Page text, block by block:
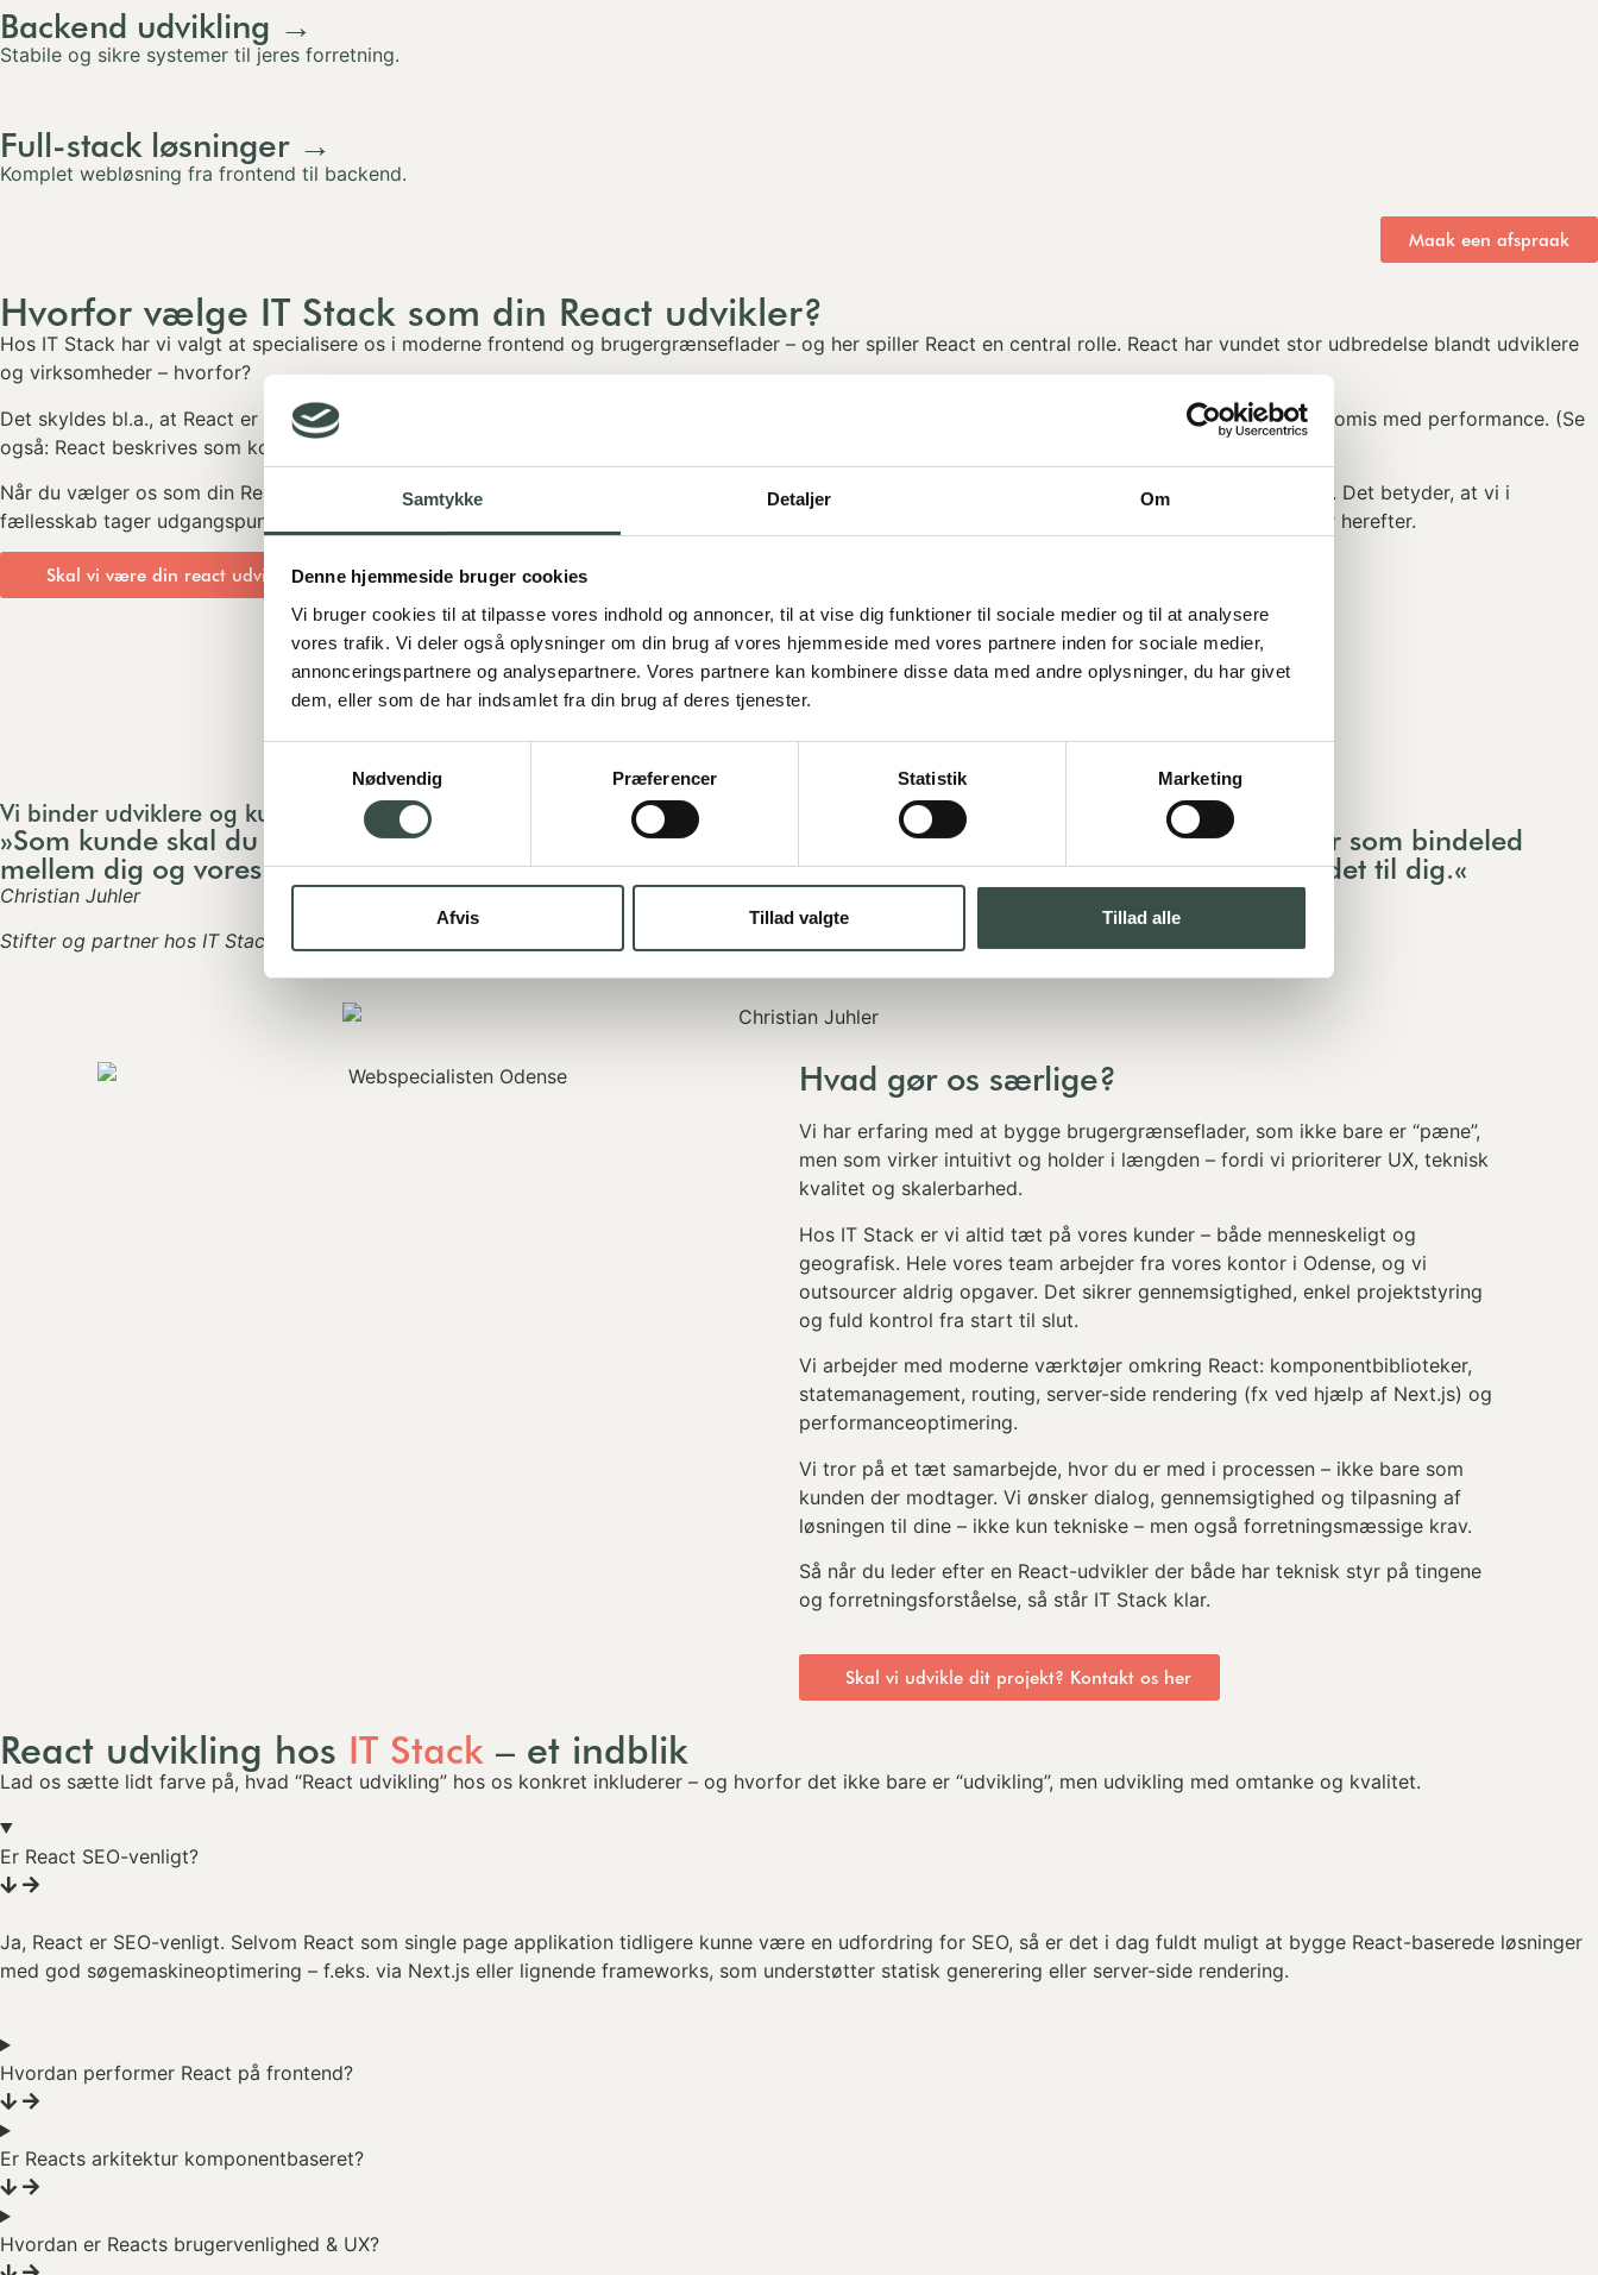
Samtykke Detaljer Om
Denne hjemmeside bruger cookies
Vi bruger cookies til at tilpasse vores indhold og annoncer, til at vise dig funktioner til sociale medier og til at analysere
vores trafik. Vi deler også oplysninger om din brug af vores hjemmeside med vores partnere inden for sociale medier,
annonceringspartnere og analysepartnere. Vores partnere kan kombinere disse data med andre oplysninger, du har givet
dem, eller som de har indsamlet fra din brug af deres tjenester.
Nødvendig
Præferencer Statistik Marketing
Afvis Tillad valgte Tillad alle
Backend udvikling →
Stabile og sikre systemer til jeres forretning.
Full-stack løsninger →
Komplet webløsning fra frontend til backend.
Maak een afspraak
Hvorfor vælge IT Stack som din React udvikler?
Hos IT Stack har vi valgt at specialisere os i moderne frontend og brugergrænseflader – og her spiller React en central rolle. React har vundet stor udbredelse blandt udviklere
og virksomheder – hvorfor?
Det skyldes bl.a., at React er komponentbaseret, effektivt og giver dig mulighed for at bygge avancerede brugergrænseflader uden at gå på kompromis med performance. (Se
også: React beskrives som komponentbaseret framework og velegnet til både simple og komplekse brugergrænseflader).
Når du vælger os som din React-udvikler, får du ikke blot en teknisk leverandør – du får en partner, som sætter både dig og dine brugere i centrum. Det betyder, at vi i
fællesskab tager udgangspunkt i din forretning, dine brugere og jeres ambitionsniveau – og så vælger vi React-arkitekturen og de bedste værktøjer herefter.
Skal vi være din react udvikler? Kontakt os her
Vi binder udviklere og kunder sammen
»Som kunde skal du ikke vide noget om hverken framework, kodesprog eller komponenter. Jeg fungerer som bindeled
mellem dig og vores udviklere, så du blot skal fokusere på det, du ønsker – så fokuserer vi på at bygge det til dig.«
Christian Juhler
Stifter og partner hos IT Stack
Hvad gør os særlige?
Vi har erfaring med at bygge brugergrænseflader, som ikke bare er “pæne”,
men som virker intuitivt og holder i længden – fordi vi prioriterer UX, teknisk
kvalitet og skalerbarhed.
Hos IT Stack er vi altid tæt på vores kunder – både menneskeligt og
geografisk. Hele vores team arbejder fra vores kontor i Odense, og vi
outsourcer aldrig opgaver. Det sikrer gennemsigtighed, enkel projektstyring
og fuld kontrol fra start til slut.
Vi arbejder med moderne værktøjer omkring React: komponentbiblioteker,
state­management, routing, server-side rendering (fx ved hjælp af Next.js) og
performance­optimering.
Vi tror på et tæt samarbejde, hvor du er med i processen – ikke bare som
kunden der modtager. Vi ønsker dialog, gennemsigtighed og tilpasning af
løsningen til dine – ikke kun tekniske – men også forretningsmæssige krav.
Så når du leder efter en React-udvikler der både har teknisk styr på tingene
og forretningsforståelse, så står IT Stack klar.
Skal vi udvikle dit projekt? Kontakt os her
React udvikling hos IT Stack – et indblik
Lad os sætte lidt farve på, hvad “React udvikling” hos os konkret inkluderer – og hvorfor det ikke bare er “udvikling”, men udvikling med omtanke og kvalitet.
Er React SEO-venligt?
Ja, React er SEO-venligt. Selvom React som single page applikation tidligere kunne være en udfordring for SEO, så er det i dag fuldt muligt at bygge React-baserede løsninger
med god søgemaskineoptimering – f.eks. via Next.js eller lignende frameworks, som understøtter statisk generering eller server-side rendering.
Hvordan performer React på frontend?
Er Reacts arkitektur komponentbaseret?
Hvordan er Reacts brugervenlighed & UX?